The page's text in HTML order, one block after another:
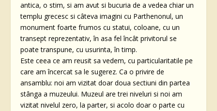
antica, o stim, si am avut si bucuria de a vedea chiar un
templu grecesc si câteva imagini cu Parthenonul, un
monument foarte frumos cu statui, coloane, cu un
transept reprezentativ, în asa fel încât privitorul se
poate transpune, cu usurinta, în timp.
Este ceea ce am reusit sa vedem, cu particularitatile pe
care am încercat sa le sugerez. Ca o privire de
ansamblu: noi am vizitat doar doua sectiuni din partea
stânga a muzeului. Muzeul are trei niveluri si noi am
vizitat nivelul zero, la parter, si acolo doar o parte cu